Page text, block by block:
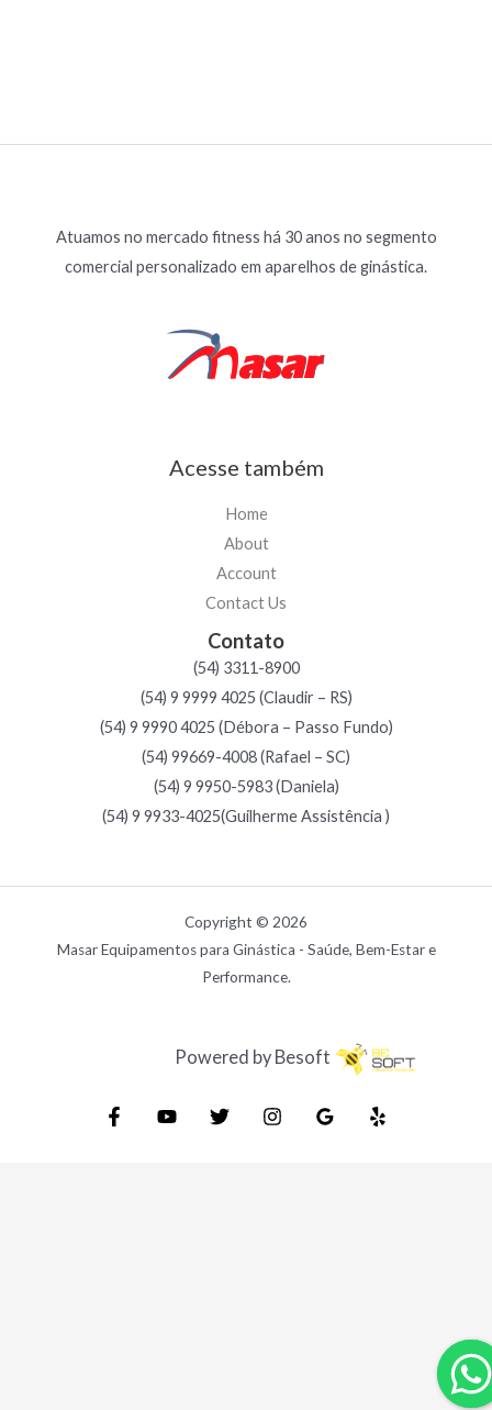
Atuamos no mercado fitness há 30 anos no segmento
comercial personalizado em aparelhos de ginástica.
Acesse também
Home
About
Account
Contact Us
Contato
(54) 3311-8900
(54) 9 9999 4025 (Claudir – RS)
(54) 9 9990 4025 (Débora – Passo Fundo)
(54) 99669-4008 (Rafael – SC)
(54) 9 9950-5983 (Daniela)
(54) 9 9933-4025(Guilherme Assistência )
Copyright © 2026
Masar Equipamentos para Ginástica - Saúde, Bem-Estar e
Performance.
Powered by Besoft